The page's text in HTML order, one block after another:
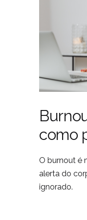
como
O burnout é
alerta do
ignorado.